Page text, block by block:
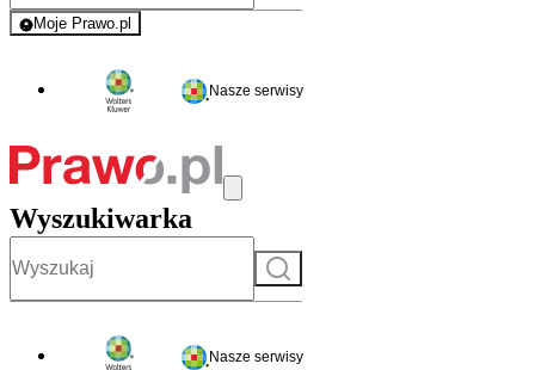
Moje Prawo.pl
- rejestracja i logowanie do serwisu
Nasze serwisy
Wyszukiwarka
Szukaj
Nasze serwisy